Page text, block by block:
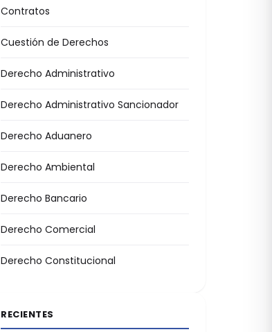
Contratos
Cuestión de Derechos
Derecho Administrativo
Derecho Administrativo Sancionador
Derecho Aduanero
Derecho Ambiental
Derecho Bancario
Derecho Comercial
Derecho Constitucional
RECIENTES